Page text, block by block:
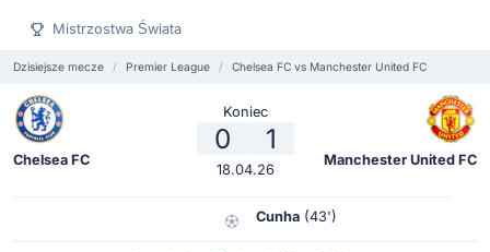
Mistrzostwa Świata
Dzisiejsze mecze Premier League Chelsea FC vs Manchester United FC
Chelsea FC
Koniec
0 1
18.04.26
Manchester United FC
Cunha (43')